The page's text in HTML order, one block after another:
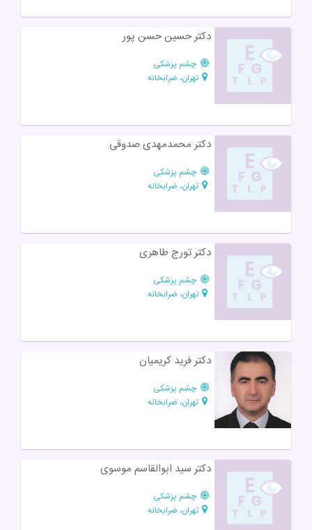
دکتر حسین حسن پور
چشم پزشکی
تهران، ضرابخانه
دکتر محمد‌مهدی صدوقی
چشم پزشکی
تهران، ضرابخانه
دکتر تورج طاهری
چشم پزشکی
تهران، ضرابخانه
دکتر فرید کریمیان
چشم پزشکی
تهران، ضرابخانه
دکتر سید ابوالقاسم موسوی
چشم پزشکی
تهران، ضرابخانه